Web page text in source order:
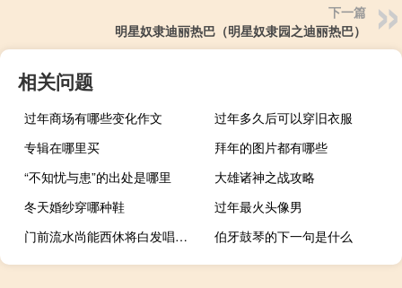
下一篇
明星奴隶迪丽热巴（明星奴隶园之迪丽热巴）
相关问题
过年商场有哪些变化作文
过年多久后可以穿旧衣服
专辑在哪里买
拜年的图片都有哪些
“不知忧与患”的出处是哪里
大雄诸神之战攻略
冬天婚纱穿哪种鞋
过年最火头像男
门前流水尚能西休将白发唱黄鸡表达的思想感情（门前流水尚能西休将白发唱黄鸡）
伯牙鼓琴的下一句是什么